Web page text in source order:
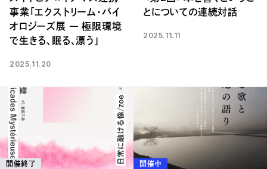
事業「エクストリーム・バイ
オロジーズ展 ― 極限環境
で生きる、眠る、漂う」
2025.11.20
とについての連続対話
2025.11.11
開催終了 開催中